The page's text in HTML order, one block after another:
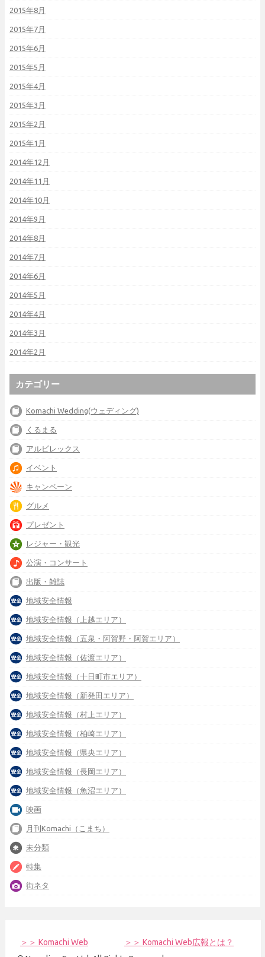
2015年8月
2015年7月
2015年6月
2015年5月
2015年4月
2015年3月
2015年2月
2015年1月
2014年12月
2014年11月
2014年10月
2014年9月
2014年8月
2014年7月
2014年6月
2014年5月
2014年4月
2014年3月
2014年2月
カテゴリー
Komachi Wedding(ウェディング)
くるまる
アルビレックス
イベント
キャンペーン
グルメ
プレゼント
レジャー・観光
公演・コンサート
出版・雑誌
地域安全情報
地域安全情報（上越エリア）
地域安全情報（五泉・阿賀野・阿賀エリア）
地域安全情報（佐渡エリア）
地域安全情報（十日町市エリア）
地域安全情報（新発田エリア）
地域安全情報（村上エリア）
地域安全情報（柏崎エリア）
地域安全情報（県央エリア）
地域安全情報（長岡エリア）
地域安全情報（魚沼エリア）
映画
月刊Komachi（こまち）
未分類
特集
街ネタ
＞＞ Komachi Web
＞＞ Komachi Web広報とは？